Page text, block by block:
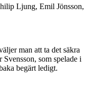
Ljung, Emil Jönsson,
man att ta det säkra
som spelade i
begärt ledigt.